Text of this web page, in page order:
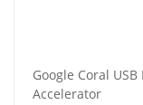
Google Coral
Accelerator